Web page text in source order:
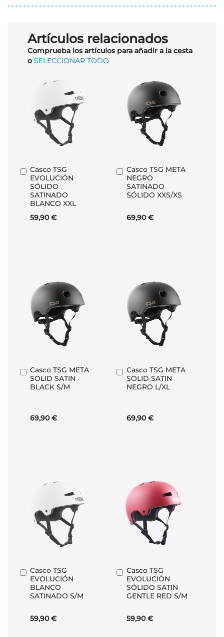
Artículos relacionados
Comprueba los artículos para añadir a la cesta
o SELECCIONAR TODO
Casco TSG
EVOLUCIÓN
SÓLIDO
SATINADO
BLANCO XXL
59,90 €
Añadir
al
carrito
Casco TSG META
NEGRO
SATINADO
SÓLIDO XXS/XS
69,90 €
Añadir
al
carrito
Casco TSG META
SOLID SATIN
BLACK S/M
69,90 €
Añadir
al
carrito
Casco TSG META
SOLID SATIN
NEGRO L/XL
69,90 €
Añadir
al
carrito
Casco TSG
EVOLUCIÓN
BLANCO
SATINADO S/M
59,90 €
Añadir
al
carrito
Casco TSG
EVOLUCIÓN
SÓLIDO SATIN
GENTLE RED S/M
59,90 €
Añadir
al
carrito